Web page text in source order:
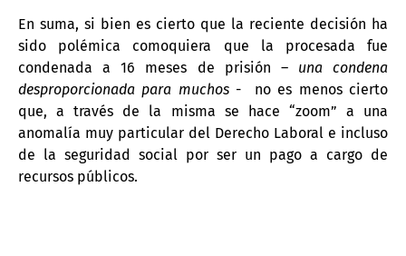
En suma, si bien es cierto que la reciente decisión ha
sido polémica comoquiera que la procesada fue
condenada a 16 meses de prisión – una condena
desproporcionada para muchos -
no es menos cierto
que, a través de la misma se hace “zoom” a una
anomalía muy particular del Derecho Laboral e incluso
de la seguridad social por ser un pago a cargo de
recursos públicos.